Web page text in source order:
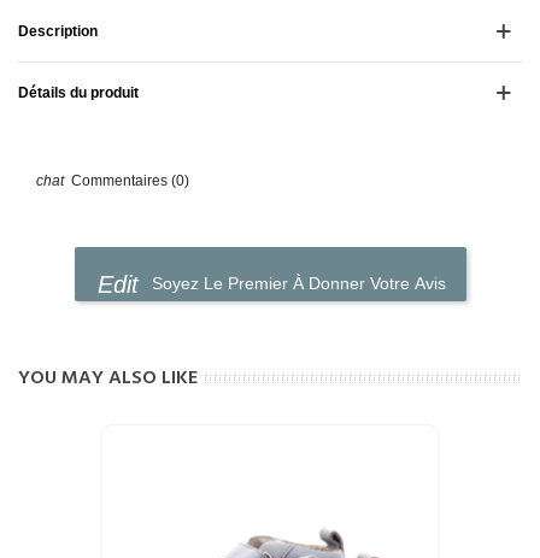
Description
Détails du produit
Commentaires (0)
Soyez Le Premier À Donner Votre Avis
YOU MAY ALSO LIKE